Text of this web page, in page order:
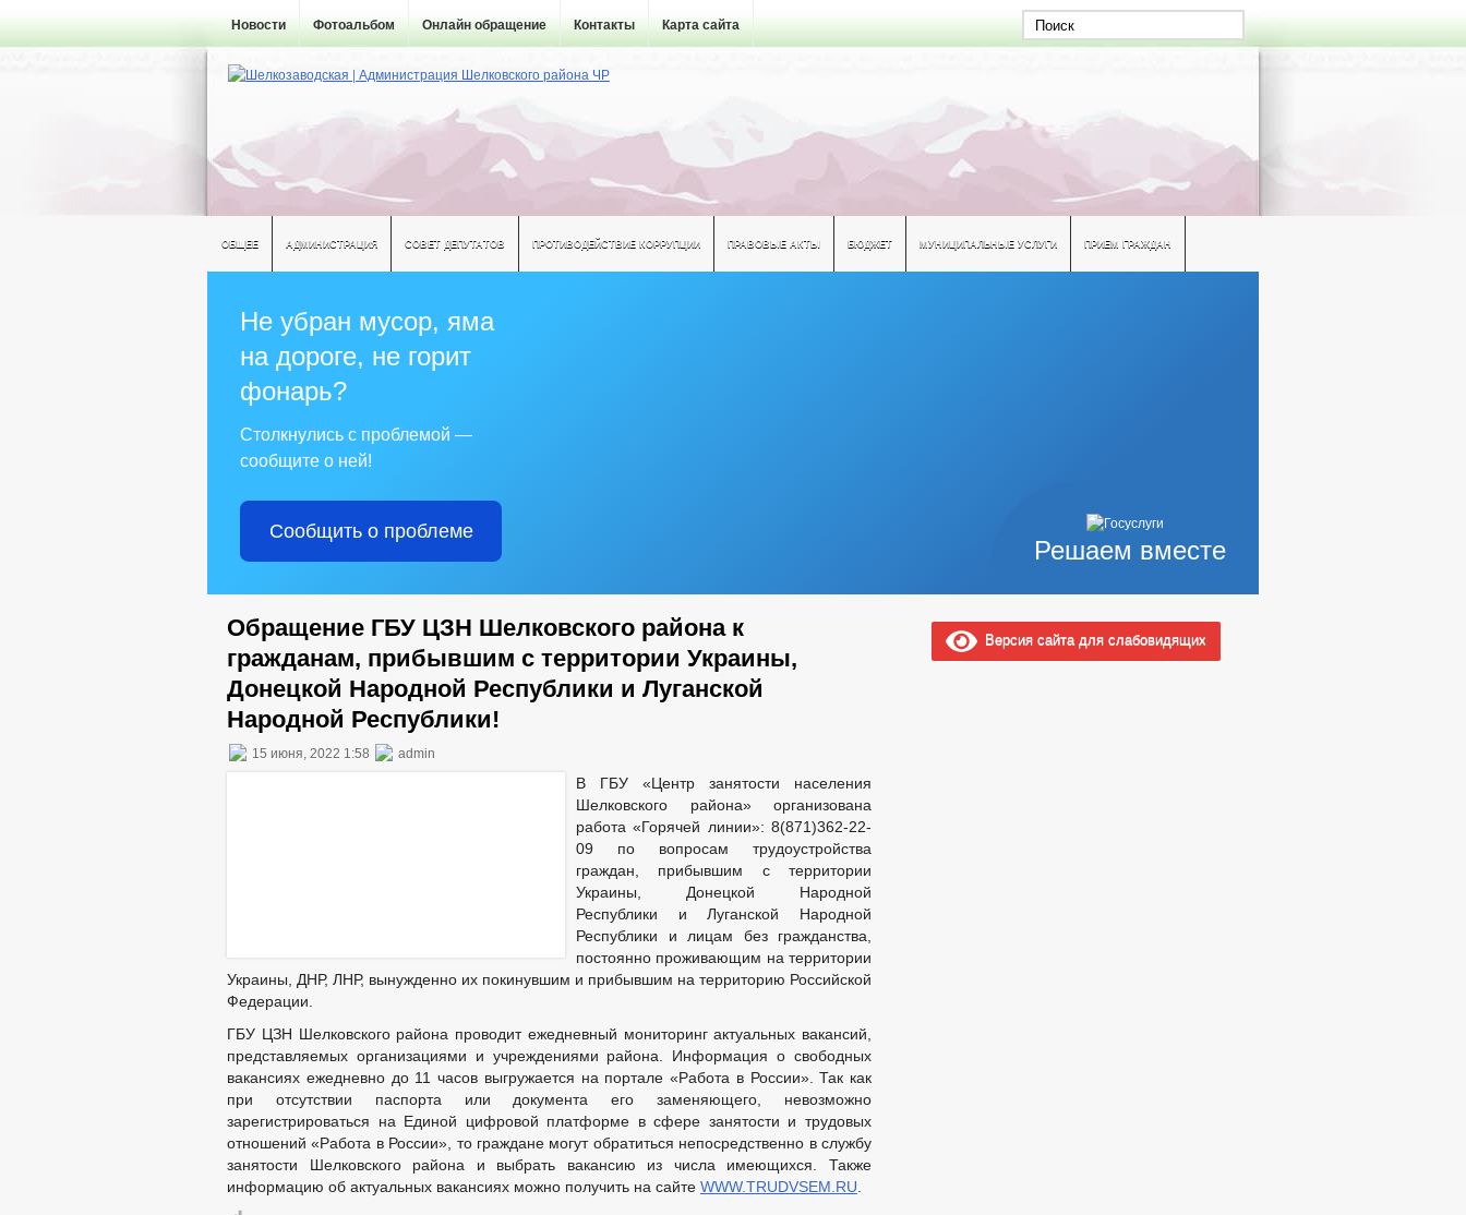
Новости Фотоальбом Онлайн обращение Контакты Карта сайта
ОБЩЕЕ АДМИНИСТРАЦИЯ СОВЕТ ДЕПУТАТОВ ПРОТИВОДЕЙСТВИЕ КОРРУПЦИИ ПРАВОВЫЕ АКТЫ БЮДЖЕТ МУНИЦИПАЛЬНЫЕ УСЛУГИ ПРИЕМ ГРАЖДАН
Решаем вместе
Не убран мусор, яма
на дороге, не горит
фонарь?
Столкнулись с проблемой —
сообщите о ней!
Сообщить о проблеме
Обращение ГБУ ЦЗН Шелковского района к
гражданам, прибывшим с территории Украины,
Донецкой Народной Республики и Луганской
Народной Республики!
15 июня, 2022 1:58 admin
В ГБУ «Центр занятости населения
Шелковского района» организована
работа «Горячей линии»: 8(871)362-22-
09 по вопросам трудоустройства
граждан, прибывшим с территории
Украины, Донецкой Народной
Республики и Луганской Народной
Республики и лицам без гражданства,
постоянно проживающим на территории
Украины, ДНР, ЛНР, вынужденно их покинувшим и прибывшим на территорию Российской
Федерации.
ГБУ ЦЗН Шелковского района проводит ежедневный мониторинг актуальных вакансий,
представляемых организациями и учреждениями района. Информация о свободных
вакансиях ежедневно до 11 часов выгружается на портале «Работа в России». Так как
при отсутствии паспорта или документа его заменяющего, невозможно
зарегистрироваться на Единой цифровой платформе в сфере занятости и трудовых
отношений «Работа в России», то граждане могут обратиться непосредственно в службу
занятости Шелковского района и выбрать вакансию из числа имеющихся. Также
информацию об актуальных вакансиях можно получить на сайте WWW.TRUDVSEM.RU
Версия сайта для слабовидящих